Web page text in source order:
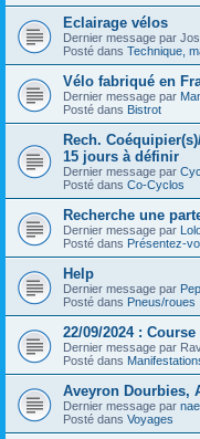
Eclairage vélos
Dernier message par
Posté dans Technique,
Vélo fabriqué en
Dernier message par
Posté dans Bistrot
Rech.
15 jours à définir
Dernier message par
Posté dans Co-Cyclos
Recherche une
Dernier message par
Posté dans Présentez-
Help
Dernier message par
Posté dans Pneus/roues
22/09/2024 :
Dernier message par
Posté dans
Aveyron Dourbies,
Dernier message par
Posté dans Voyages